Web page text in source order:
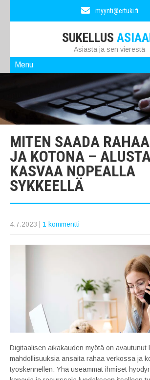
myynti@ertuki.fi
SUKELLUS
Asiasta ja sen vierestä
Menu
MITEN SAADA
JA KOTONA –
KASVAA NOPEALLA
SYKKEELLÄ
4.7.2023 1 kommentti
Digitaalisen aikakauden myötä on avautunut
mahdollisuuksia ansaita rahaa verkossa ja
työskennellen. Yhä useammat ihmiset